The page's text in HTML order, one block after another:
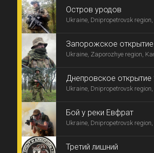
Остров уродов
Ukraine, Dnipropetrovsk
Запорожское
Ukraine, Zaporozhye region,
Днепровское
Ukraine, Dnipropetrovsk
Бой у реки Евфрат
Ukraine, Dnipropetrovsk
Третий лишний